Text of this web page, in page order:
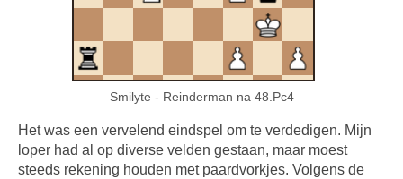
Smilyte - Reinderman na 48.Pc4
Het was een vervelend eindspel om te verdedigen. Mijn
loper had al op diverse velden gestaan, maar moest
steeds rekening houden met paardvorkjes. Volgens de